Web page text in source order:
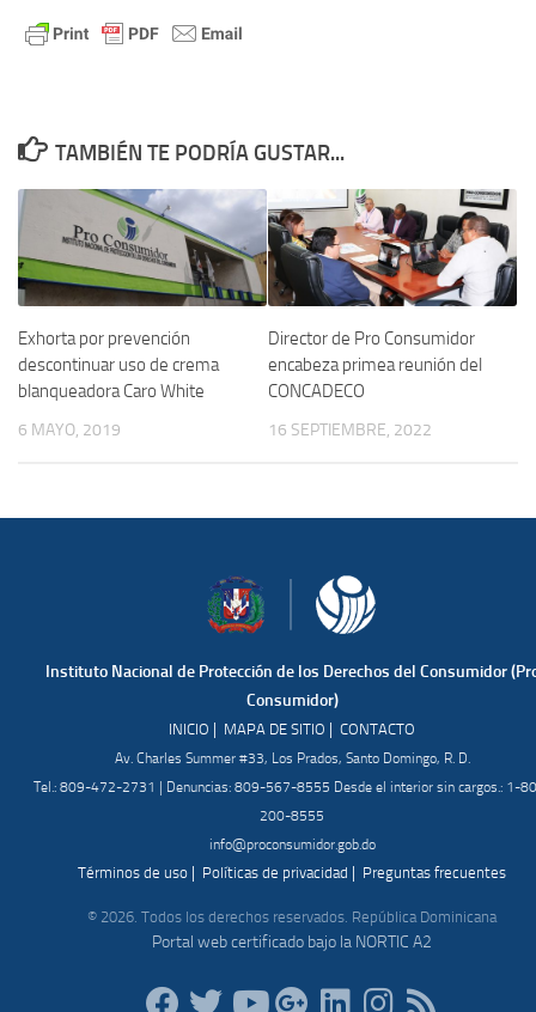
TAMBIÉN TE PODRÍA GUSTAR...
Exhorta por prevención
descontinuar uso de crema
blanqueadora Caro White
6 MAYO, 2019
Director de Pro Consumidor
encabeza primea reunión del
CONCADECO
16 SEPTIEMBRE, 2022
Instituto Nacional de Protección de los Derechos del Consumidor
Consumidor)
INICIO | MAPA DE SITIO | CONTACTO
Av. Charles Summer #33, Los Prados, Santo Domingo, R. D.
Tel.: 809-472-2731 | Denuncias: 809-567-8555 Desde el interior sin cargos.: 1-
200-8555
info@proconsumidor.gob.do
Términos de uso | Políticas de privacidad | Preguntas frecuentes
© 2026. Todos los derechos reservados. República Dominicana
Portal web certificado bajo la NORTIC A2